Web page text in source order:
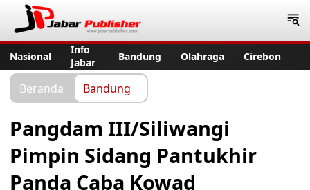
Nasional
Info
Jabar
Bandung Olahraga Cirebon
Beranda Bandung
Pangdam III/Siliwangi
Pimpin Sidang Pantukhir
Panda Caba Kowad